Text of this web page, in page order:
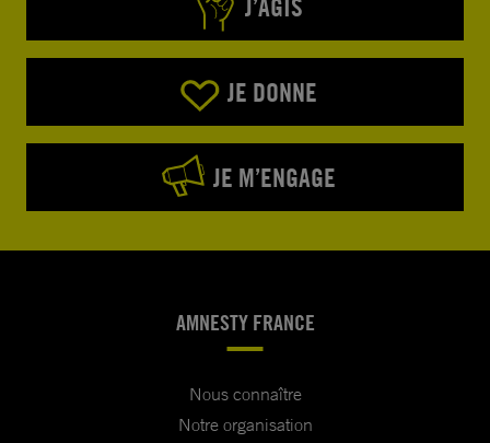
J’AGIS
JE DONNE
JE M’ENGAGE
AMNESTY FRANCE
Nous connaître
Notre organisation